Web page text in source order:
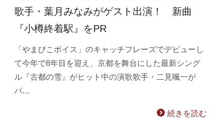
歌手・葉月みなみがゲスト出演！ 新曲
『小樽終着駅』をPR
「やまびこボイス」のキャッチフレーズでデビューし
て今年で8年目を迎え、京都を舞台にした最新シング
ル『古都の雪』がヒット中の演歌歌手・二見颯一が
パ…
続きを読む